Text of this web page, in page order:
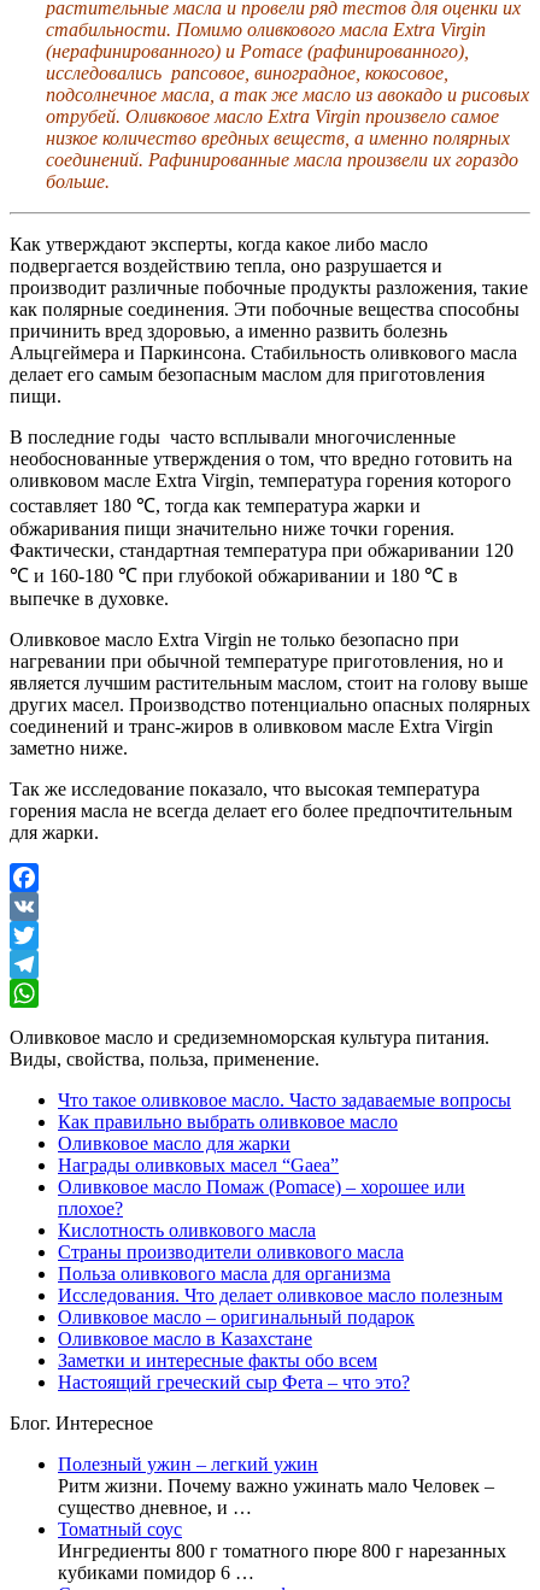
растительные масла и провели ряд тестов для оценки их
стабильности. Помимо оливкового масла Extra Virgin
(нерафинированного) и Pomace (рафинированного),
исследовались рапсовое, виноградное, кокосовое,
подсолнечное масла, а так же масло из авокадо и рисовых
отрубей. Оливковое масло Extra Virgin произвело самое
низкое количество вредных веществ, а именно полярных
соединений. Рафинированные масла произвели их гораздо
больше.
Как утверждают эксперты, когда какое либо масло
подвергается воздействию тепла, оно разрушается и
производит различные побочные продукты разложения, такие
как полярные соединения. Эти побочные вещества способны
причинить вред здоровью, а именно развить болезнь
Альцгеймера и Паркинсона. Стабильность оливкового масла
делает его самым безопасным маслом для приготовления
пищи.
В последние годы часто всплывали многочисленные
необоснованные утверждения о том, что вредно готовить на
оливковом масле Extra Virgin, температура горения которого
составляет 180 ℃, тогда как температура жарки и
обжаривания пищи значительно ниже точки горения.
Фактически, стандартная температура при обжаривании 120
℃ и 160-180 ℃ при глубокой обжаривании и 180 ℃ в
выпечке в духовке.
Оливковое масло Extra Virgin не только безопасно при
нагревании при обычной температуре приготовления, но и
является лучшим растительным маслом, стоит на голову выше
других масел. Производство потенциально опасных полярных
соединений и транс-жиров в оливковом масле Extra Virgin
заметно ниже.
Так же исследование показало, что высокая температура
горения масла не всегда делает его более предпочтительным
для жарки.
Facebook
VK
Twitter
Telegram
Оливковое масло и средиземноморская культура питания.
Виды, свойства, польза, применение.
Что такое оливковое масло. Часто задаваемые вопросы
Как правильно выбрать оливковое масло
Оливковое масло для жарки
Награды оливковых масел “Gaea”
Оливковое масло Помаж (Pomace) – хорошее или
плохое?
Кислотность оливкового масла
Страны производители оливкового масла
Польза оливкового масла для организма
Исследования. Что делает оливковое масло полезным
Оливковое масло – оригинальный подарок
Оливковое масло в Казахстане
Заметки и интересные факты обо всем
Настоящий греческий сыр Фета – что это?
Блог. Интересное
Полезный ужин – легкий ужин
Ритм жизни. Почему важно ужинать мало Человек –
существо дневное, и …
Томатный соус
Ингредиенты 800 г томатного пюре 800 г нарезанных
кубиками помидор 6 …